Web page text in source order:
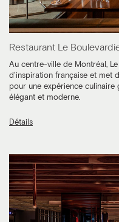
Restaurant Le
Au centre-ville de Montréal,
d'inspiration française et met
pour une expérience culinaire
élégant et moderne.
Détails